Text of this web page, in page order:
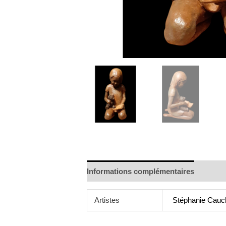
Informations complémentaires
Artistes Stéphanie